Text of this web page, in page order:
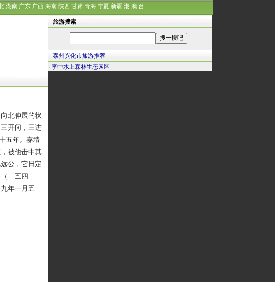
湖南 广东 广西 海南 陕西 甘肃 青海 宁夏 新疆 港 澳 台
北伸展的状
开间，三进
五年。嘉靖
被他击中其
公，它日定
一五四
年一月五
旅游搜索
泰州兴化市旅游推荐
· 李中水上森林生态园区